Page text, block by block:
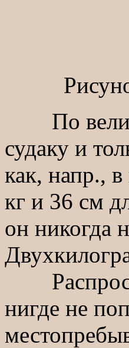
По
судаку и
как, напр.,
кг и 36 см
он никогда
нигде не